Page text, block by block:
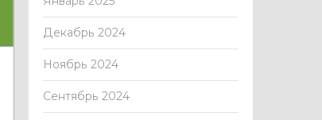
Декабрь 2024
Ноябрь 2024
Сентябрь 2024